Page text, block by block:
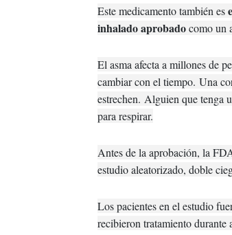
Este medicamento también es
inhalado aprobadocomo un
El asma afecta a millones de
cambiar con el tiempo. Una
estrechen. Alguien que tenga
para respirar.
Antes de la aprobación, la
estudio aleatorizado, doble
Los pacientes en el estudio
recibieron tratamiento durante